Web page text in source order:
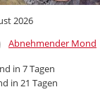
2026
Abnehmender Mond
in 7 Tagen
in 21 Tagen